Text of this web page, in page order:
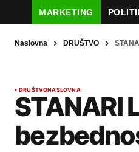
MARKETING
Naslovna DRUŠTVO
DRUŠTVONASLOVNA
STANARI